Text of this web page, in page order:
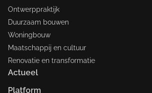
Ontwerppraktijk
Duurzaam bouwen
Woningbouw
Maatschappij en cultuur
Renovatie en transformatie
Actueel
Platform